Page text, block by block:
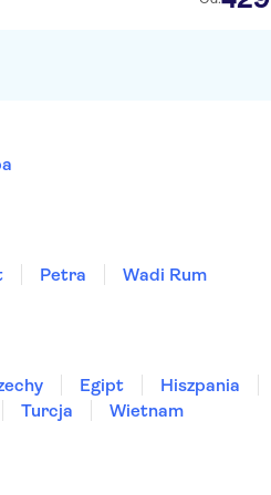
Petra
Wadi Rum
Egipt Hiszpania
Turcja
Wietnam